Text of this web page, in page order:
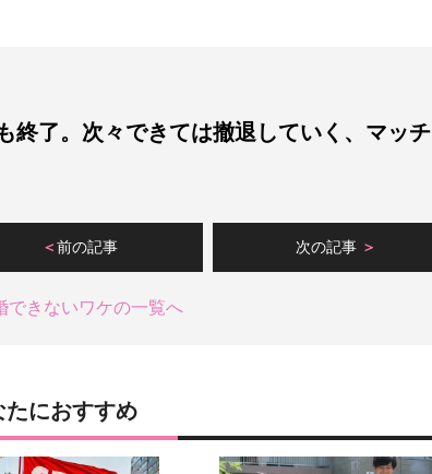
終了。次々できては撤退していく、マッチ
前の記事 次の記事
できないワケの一覧へ
たにおすすめ